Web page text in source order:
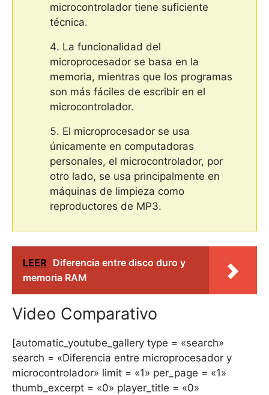
microcontrolador tiene suficiente
técnica.
La funcionalidad del
microprocesador se basa en la
memoria, mientras que los programas
son más fáciles de escribir en el
microcontrolador.
El microprocesador se usa
únicamente en computadoras
personales, el microcontrolador, por
otro lado, se usa principalmente en
máquinas de limpieza como
reproductores de MP3.
LEER Diferencia entre disco duro y
memoria RAM
Video Comparativo
[automatic_youtube_gallery type = «search»
search = «Diferencia entre microprocesador y
microcontrolador» limit = «1» per_page = «1»
thumb_excerpt = «0» player_title = «0»